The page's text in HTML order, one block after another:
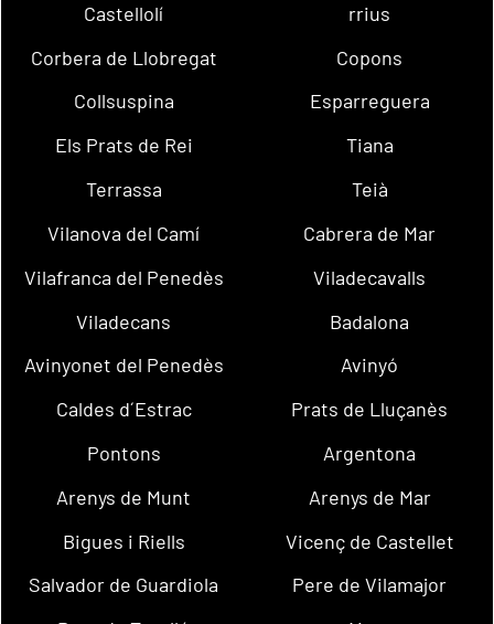
Castellolí
rrius
Corbera de Llobregat
Copons
Collsuspina
Esparreguera
Els Prats de Rei
Tiana
Terrassa
Teià
Vilanova del Camí
Cabrera de Mar
Vilafranca del Penedès
Viladecavalls
Viladecans
Badalona
Avinyonet del Penedès
Avinyó
Caldes d´Estrac
Prats de Lluçanès
Pontons
Argentona
Arenys de Munt
Arenys de Mar
Bigues i Riells
Vicenç de Castellet
Salvador de Guardiola
Pere de Vilamajor